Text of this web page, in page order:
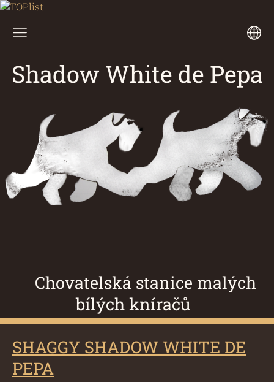
Shadow White de Pepa
Chovatelská stanice malých
bílých kníračů
SHAGGY SHADOW WHITE DE
PEPA